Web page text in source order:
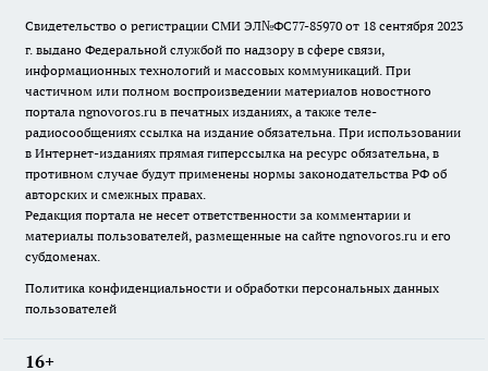
Свидетельство о регистрации СМИ ЭЛ№ФС77-85970 от 18 сентября 2023
г. выдано Федеральной службой по надзору в сфере связи,
информационных технологий и массовых коммуникаций. При
частичном или полном воспроизведении материалов новостного
портала ngnovoros.ru в печатных изданиях, а также теле-
радиосообщениях ссылка на издание обязательна. При использовании
в Интернет-изданиях прямая гиперссылка на ресурс обязательна, в
противном случае будут применены нормы законодательства РФ об
авторских и смежных правах.
Редакция портала не несет ответственности за комментарии и
материалы пользователей, размещенные на сайте ngnovoros.ru и его
субдоменах.
Политика конфиденциальности и обработки персональных данных
пользователей
16+